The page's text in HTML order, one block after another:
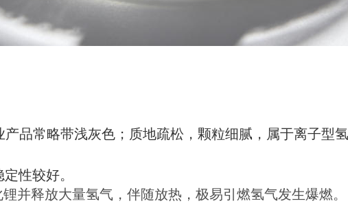
品常略带浅灰色；质地疏松，颗粒细腻，属于离子型氢
性较好。
并释放大量氢气，伴随放热，极易引燃氢气发生爆燃。